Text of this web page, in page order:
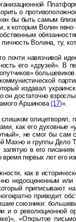
о
бы быть самым
которым Волин
Волина, ту,
почти
его «друзей».
издавал
он достаточно
Аршинова(17)».
как его
не смог бы
Махно и группы Дело
в его писаниях
время первых лет его
как в
недооцененным
приписывают
приводит
союзники:
о революционной
«Открытое